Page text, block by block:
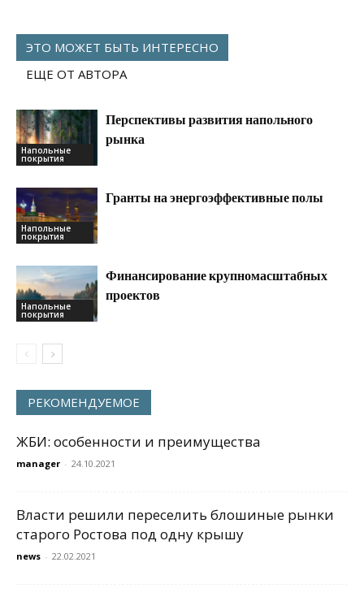
ЭТО МОЖЕТ БЫТЬ ИНТЕРЕСНО
ЕЩЕ ОТ АВТОРА
Напольные
покрытия
Перспективы развития напольного
рынка
Напольные
покрытия
Гранты на энергоэффективные полы
Напольные
покрытия
Финансирование крупномасштабных
проектов
РЕКОМЕНДУЕМОЕ
ЖБИ: особенности и преимущества
manager - 24.10.2021
Власти решили переселить блошиные рынки
старого Ростова под одну крышу
news - 22.02.2021